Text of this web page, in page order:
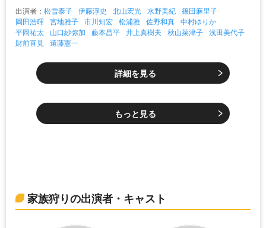
出演者： 松雪泰子 伊藤淳史 北山宏光 水野美紀 篠田麻里子
岡田浩暉 宮地雅子 市川知宏 松浦雅 佐野和真 中村ゆりか
平岡祐太
山口紗弥加 藤本昌平 井上真樹夫 秋山菜津子 浅田美代子
財前直見
遠藤憲一
詳細を見る
もっと見る
家族狩りの出演者・キャスト